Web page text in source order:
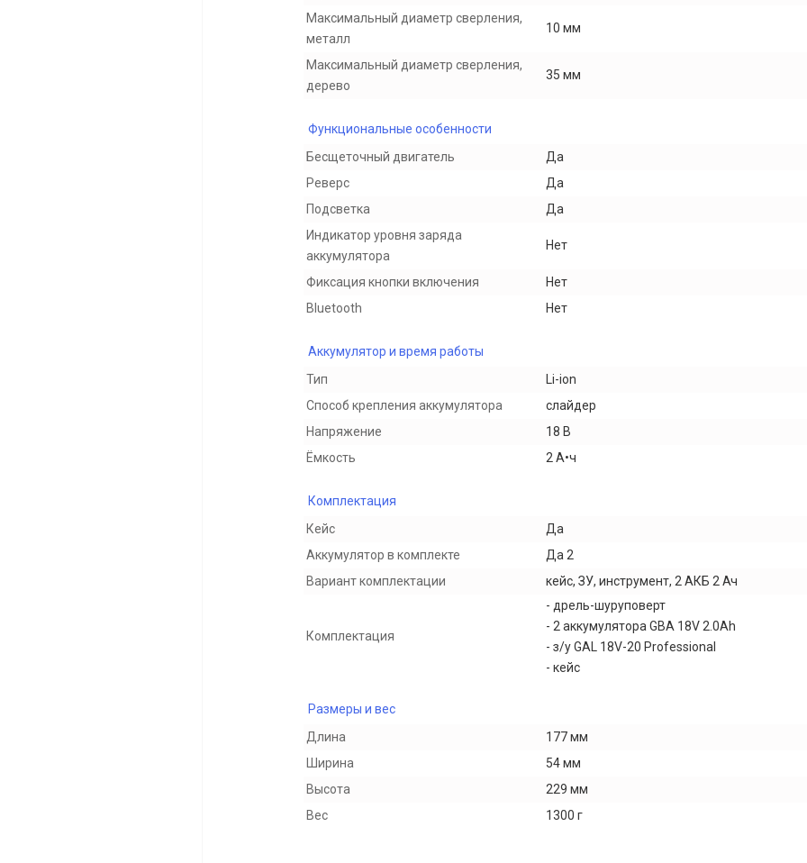
Максимальный диаметр сверления,
металл
10 мм
Максимальный диаметр сверления,
дерево
35 мм
Функциональные особенности
Бесщеточный двигатель
Да
Реверс
Да
Подсветка
Да
Индикатор уровня заряда
аккумулятора
Нет
Фиксация кнопки включения
Нет
Bluetooth
Нет
Аккумулятор и время работы
Тип
Li-ion
Способ крепления аккумулятора
слайдер
Напряжение
18 В
Ёмкость
2 А•ч
Комплектация
Кейс
Да
Аккумулятор в комплекте
Да 2
Вариант комплектации
кейс, ЗУ, инструмент, 2 АКБ 2 Ач
Комплектация
- дрель-шуруповерт
- 2 аккумулятора GBA 18V 2.0Ah
- з/у GAL 18V-20 Professional
- кейс
Размеры и вес
Длина
177 мм
Ширина
54 мм
Высота
229 мм
Вес
1300 г